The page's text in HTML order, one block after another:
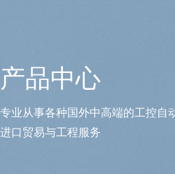
产品中心
专业从事各种国外中高端的工控自
进口贸易与工程服务